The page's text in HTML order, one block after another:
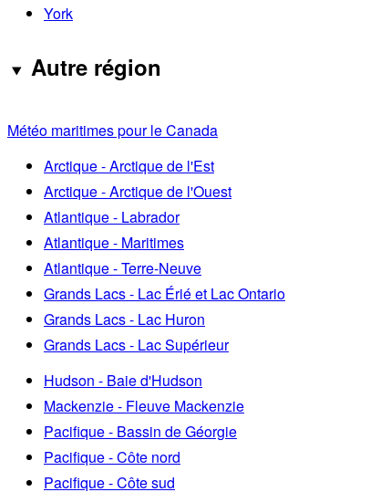
York
Autre région
Météo maritimes pour le Canada
Arctique - Arctique de l'Est
Arctique - Arctique de l'Ouest
Atlantique - Labrador
Atlantique - Maritimes
Atlantique - Terre-Neuve
Grands Lacs - Lac Érié et Lac Ontario
Grands Lacs - Lac Huron
Grands Lacs - Lac Supérieur
Hudson - Baie d'Hudson
Mackenzie - Fleuve Mackenzie
Pacifique - Bassin de Géorgie
Pacifique - Côte nord
Pacifique - Côte sud